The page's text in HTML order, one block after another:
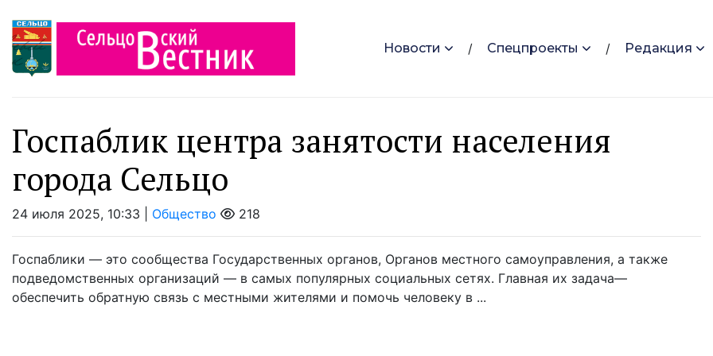
Новости Спецпроекты Редакция
Госпаблик центра занятости населения
города Сельцо
24 июля 2025, 10:33 | Общество 218
Госпаблики — это сообщества Государственных органов, Органов местного самоуправления, а также
подведомственных организаций — в самых популярных социальных сетях. Главная их задача—
обеспечить обратную связь с местными жителями и помочь человеку в ...